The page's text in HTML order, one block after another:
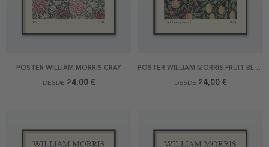
POSTER WILLIAM MORRIS CRAY
DESDE 24,00 €
POSTER WILLIAM MORRIS FRUIT BLACK
DESDE 24,00 €